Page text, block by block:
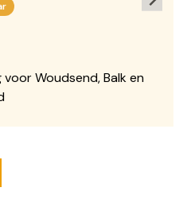
voor Woudsend, Balk en